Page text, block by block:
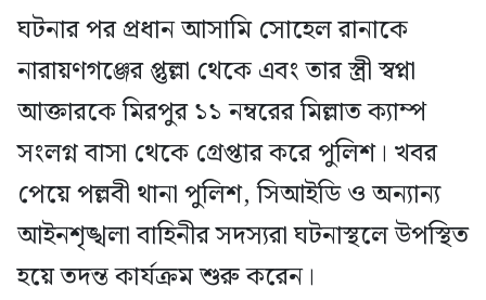
ঘটনার পর প্রধান আসামি সোহেল রানাকে
নারায়ণগঞ্জের প্তুল্লা থেকে এবং তার স্ত্রী স্বপ্না
আক্তারকে মিরপুর ১১ নম্বরের মিল্লাত ক্যাম্প
সংলগ্ন বাসা থেকে গ্রেপ্তার করে পুলিশ। খবর
পেয়ে পল্লবী থানা পুলিশ, সিআইডি ও অন্যান্য
আইনশৃঙ্খলা বাহিনীর সদস্যরা ঘটনাস্থলে উপস্থিত
হয়ে তদন্ত কার্যক্রম শুরু করেন।